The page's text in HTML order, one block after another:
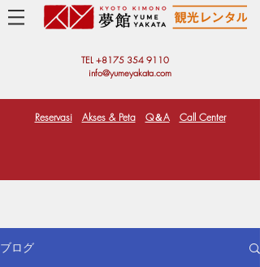
TEL +8175 354 9110
info@yumeyakata.com
Reservasi Akses & Peta Q＆A Call Center
ブログ